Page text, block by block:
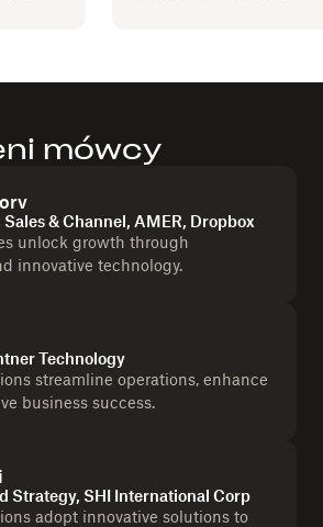
mówcy
& Channel, AMER, Dropbox
unlock growth through
innovative technology.
Technology
streamline operations, enhance
business success.
Strategy, SHI International Corp
adopt innovative solutions to